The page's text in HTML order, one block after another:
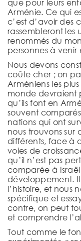
que pour leurs
Arménie. Ce qui
c’est d’avoir des
rassembleront les
renommés du
personnes à venir
Nous devons
coûte cher ; on
Arméniens les
monde devraient
qu’ils font en
souvent
nations qui ont
nous trouvons sur
différents, face à
voies de
qu’il n’est pas
comparée à
développement.
l’histoire, et nous
spécifique et
contre, on peut
et comprendre
Tout comme le